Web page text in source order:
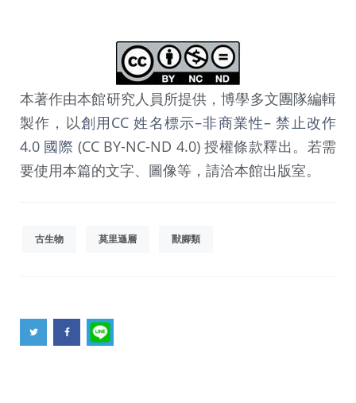
本著作由本館研究人員所提供，博學多文團隊編輯
製作，以創用CC 姓名標示–非商業性– 禁止改作
4.0 國際 (CC BY-NC-ND 4.0) 授權條款釋出。若需
要使用本篇的文字、圖像等，請洽本館出版室。
古生物 莫里遜層 獸腳類